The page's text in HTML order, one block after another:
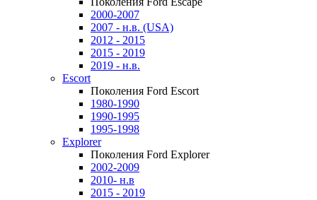
2000-2007
2007 - н.в. (USA)
2012 - 2015
2015 - 2019
2019 - н.в.
Escort
Поколения Ford Escort
1980-1990
1990-1995
1995-1998
Explorer
Поколения Ford Explorer
2002-2009
2010- н.в
2015 - 2019